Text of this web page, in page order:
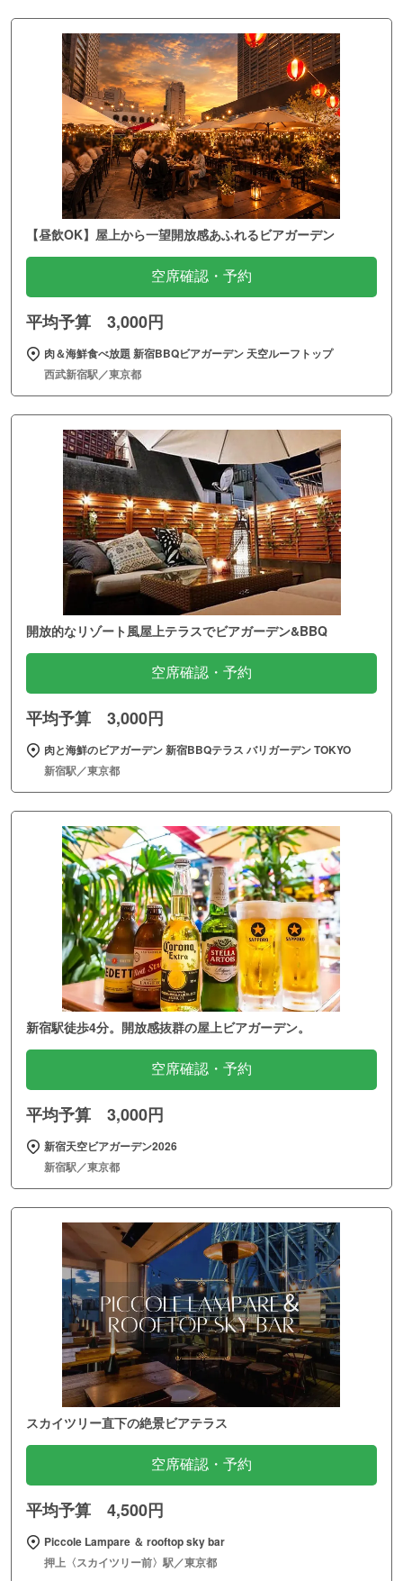
【昼飲OK】屋上から一望開放感あふれるビアガーデン
空席確認・予約
平均予算 3,000円
肉＆海鮮食べ放題 新宿BBQビアガーデン 天空ルーフトップ
西武新宿駅／東京都
開放的なリゾート風屋上テラスでビアガーデン&BBQ
空席確認・予約
平均予算 3,000円
肉と海鮮のビアガーデン 新宿BBQテラス バリガーデン TOKYO
新宿駅／東京都
新宿駅徒歩4分。開放感抜群の屋上ビアガーデン。
空席確認・予約
平均予算 3,000円
新宿天空ビアガーデン2026
新宿駅／東京都
スカイツリー直下の絶景ビアテラス
空席確認・予約
平均予算 4,500円
Piccole Lampare ＆ rooftop sky bar
押上〈スカイツリー前〉駅／東京都